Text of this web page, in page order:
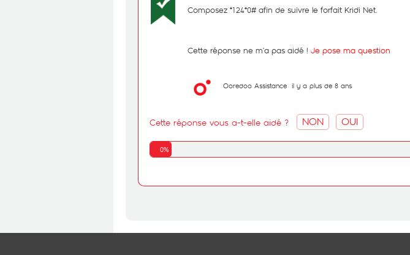
Composez *124*0# afin de suivre le forfait Kridi Net.
Cette réponse ne m’a pas aidé ! Je pose ma question
Ooredoo Assistance il y a plus de 8 ans
Cette réponse vous a-t-elle aidé ? NON OUI
0%